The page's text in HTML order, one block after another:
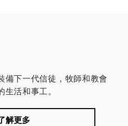
備下一代信徒，牧師和教會
活和事工。
解更多